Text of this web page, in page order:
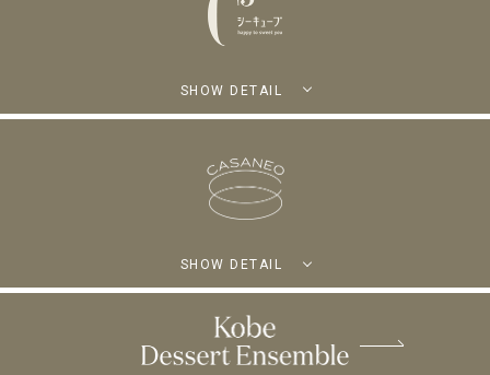
SHOW DETAIL
SHOW DETAIL